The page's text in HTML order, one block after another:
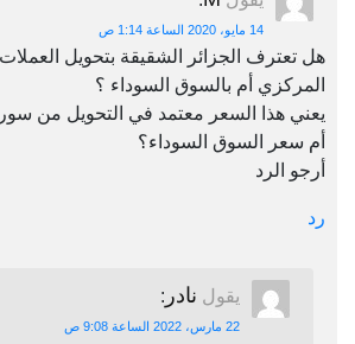
14 مايو، 2020 الساعة 1:14 ص
هل تعترف الجزائر الشقيقة بتحويل
المركزي أم بالسوق السوداء ؟
يعني هذا السعر معتمد في التحويل من
أم سعر السوق السوداء؟
أرجو الرد
رد
يقول نادر :
22 مارس، 2022 الساعة 9:08 ص